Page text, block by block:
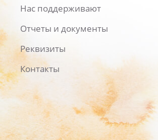
Нас поддерживают
Отчеты и документы
Реквизиты
Контакты